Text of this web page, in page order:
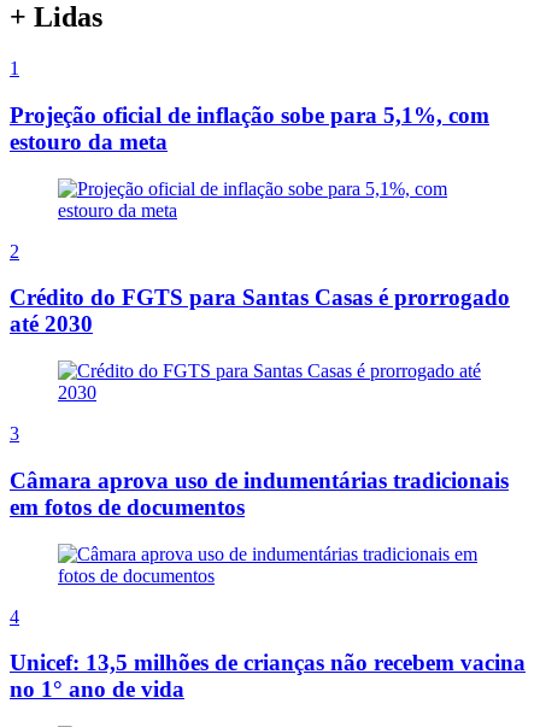
+ Lidas
1
Projeção oficial de inflação sobe para 5,1%, com
estouro da meta
2
Crédito do FGTS para Santas Casas é prorrogado
até 2030
3
Câmara aprova uso de indumentárias tradicionais
em fotos de documentos
4
Unicef: 13,5 milhões de crianças não recebem vacina
no 1° ano de vida